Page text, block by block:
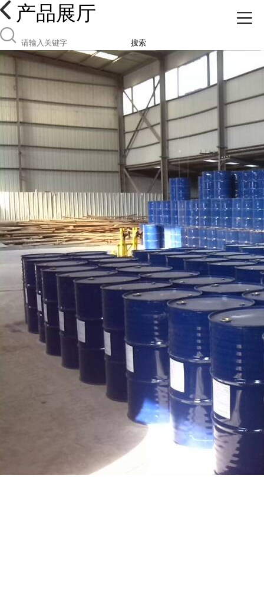
产品展厅
搜索